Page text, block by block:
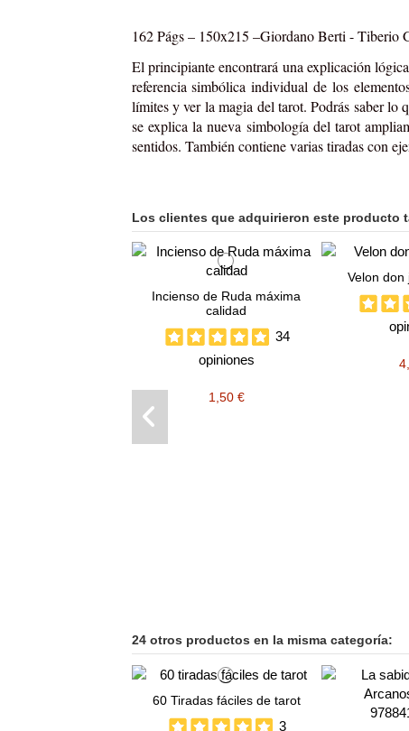
162 Págs – 150x215 –Giordano Berti - Tiberio
El principiante encontrará una explicación
referencia simbólica individual de los
límites y ver la magia del tarot. Podrás saber lo
se explica la nueva simbología del tarot
sentidos. También contiene varias tiradas con
Los clientes que adquirieron este producto
Incienso de Ruda máxima
calidad
34
opiniones
1,50 €
Velon don
24 otros productos en la misma categoría:
60 Tiradas fáciles de tarot
3